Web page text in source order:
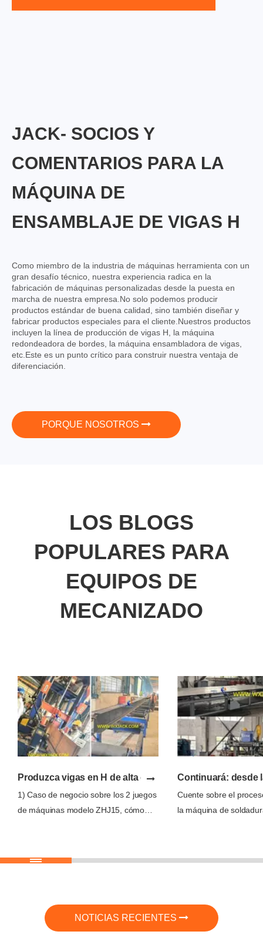
JACK- SOCIOS Y
COMENTARIOS PARA LA
MÁQUINA DE
ENSAMBLAJE DE VIGAS H
Como miembro de la industria de máquinas herramienta con un
gran desafío técnico, nuestra experiencia radica en la
fabricación de máquinas personalizadas desde la puesta en
marcha de nuestra empresa.No solo podemos producir
productos estándar de buena calidad, sino también diseñar y
fabricar productos especiales para el cliente.Nuestros productos
incluyen la línea de producción de vigas H, la máquina
redondeadora de bordes, la máquina ensambladora de vigas,
etc.Este es un punto crítico para construir nuestra ventaja de
diferenciación.
PORQUE NOSOTROS
LOS BLOGS
POPULARES PARA
EQUIPOS DE
MECANIZADO
Produzca vigas en H de alta calidad con la máquina
1) Caso de negocio sobre los 2 juegos
de máquinas modelo ZHJ15, cómo
en marzo de 2026 al producir vigas en
precisión de la máquina; 4) Ajuste de
precisión en la máquina, unidades
Continuará: desde
Cuente sobre el
la máquina de
las superioridades
NOTICIAS RECIENTES